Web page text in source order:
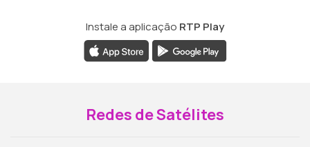
Instale a aplicação RTP Play
Redes de Satélites